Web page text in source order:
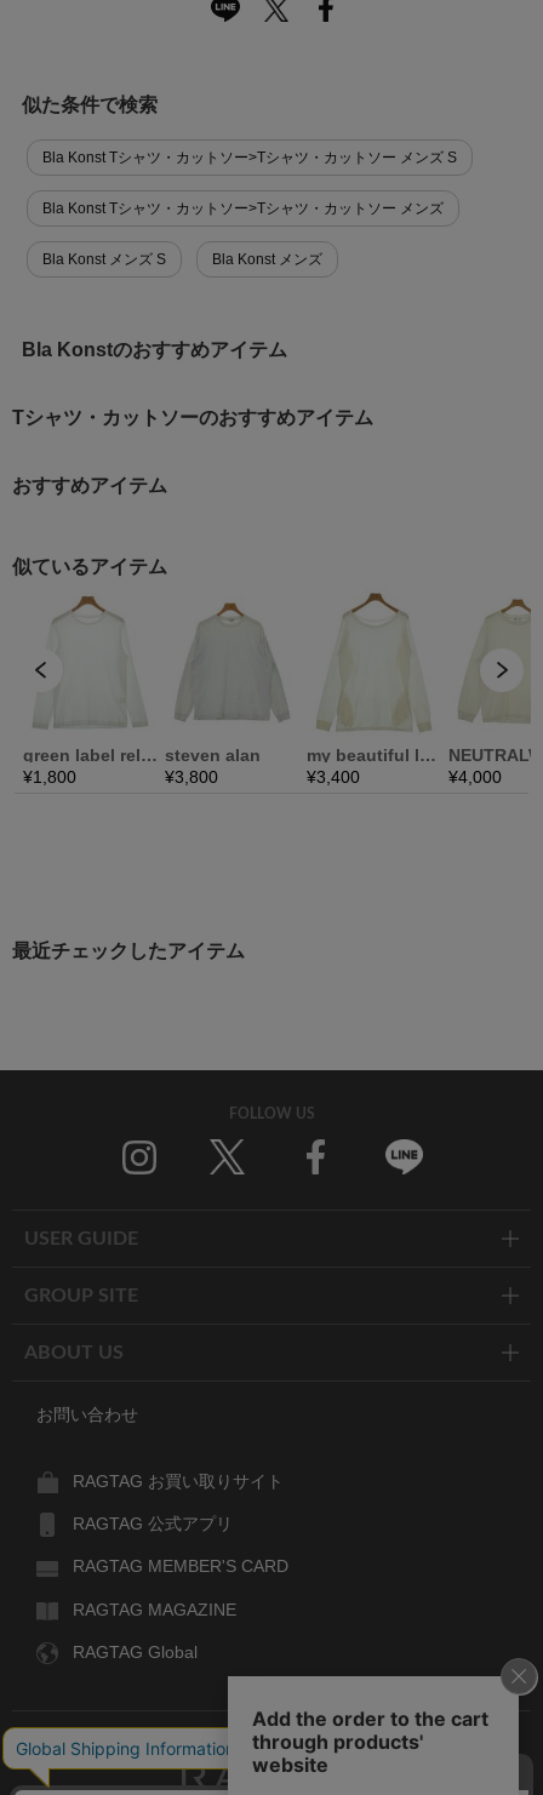
似た条件で検索
Bla Konst Tシャツ・カットソー>Tシャツ・カットソー メンズ S
Bla Konst Tシャツ・カットソー>Tシャツ・カットソー メンズ
Bla Konst メンズ S Bla Konst メンズ
Bla Konstのおすすめアイテム
Tシャツ・カットソーのおすすめアイテム
おすすめアイテム
最近チェックしたアイテム
FOLLOW US
USER GUIDE
GROUP SITE
ABOUT US
お問い合わせ
RAGTAG お買い取りサイト
RAGTAG 公式アプリ
RAGTAG MEMBER'S CARD
RAGTAG MAGAZINE
RAGTAG Global